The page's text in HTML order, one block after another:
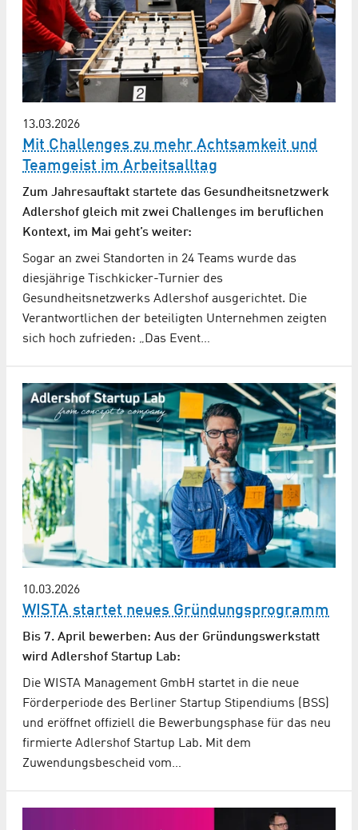
13.03.2026
Mit Challenges zu mehr Achtsamkeit und
Teamgeist im Arbeitsalltag
Zum Jahresauftakt startete das Gesundheitsnetzwerk
Adlershof gleich mit zwei Challenges im beruflichen
Kontext, im Mai geht’s weiter:
Sogar an zwei Standorten in 24 Teams wurde das
diesjährige Tischkicker-Turnier des
Gesundheitsnetzwerks Adlershof ausgerichtet. Die
Verantwortlichen der beteiligten Unternehmen zeigten
sich hoch zufrieden: „Das Event…
10.03.2026
WISTA startet neues Gründungsprogramm
Bis 7. April bewerben: Aus der Gründungswerkstatt
wird Adlershof Startup Lab:
Die WISTA Management GmbH startet in die neue
Förderperiode des Berliner Startup Stipendiums (BSS)
und eröffnet offiziell die Bewerbungsphase für das neu
firmierte Adlershof Startup Lab. Mit dem
Zuwendungsbescheid vom…